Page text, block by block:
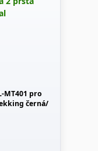
MT401 pro
černá/